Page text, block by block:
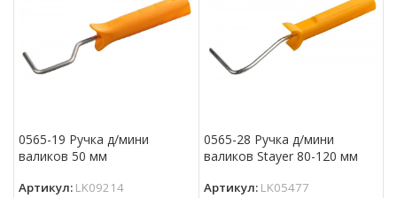
0565-19 Ручка д/мини
валиков 50 мм
Артикул: LK09214
0565-28 Ручка д/мини
валиков Stayer 80-120 мм
Артикул: LK05477